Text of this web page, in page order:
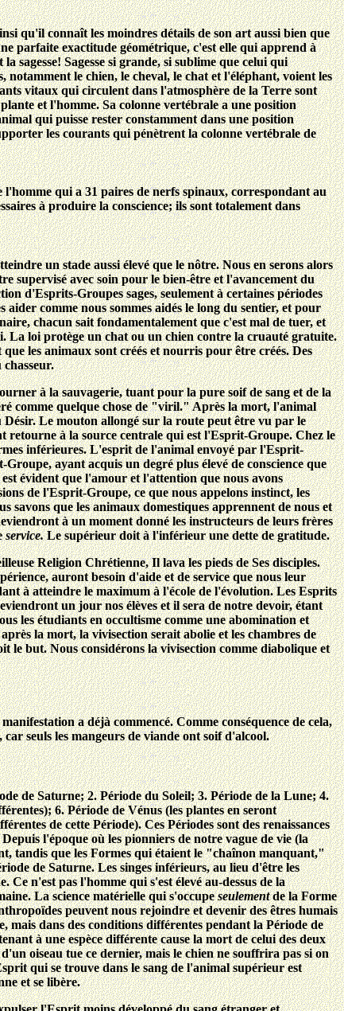
qu'il connaît les moindres détails de son art aussi bien que
parfaite exactitude géométrique, c'est elle qui apprend à
sagesse! Sagesse si grande, si sublime que celui qui
le chien, le cheval, le chat et l'éléphant, voient les
vitaux qui circulent dans l'atmosphère de la Terre sont
et l'homme. Sa colonne vertébrale a une position
qui puisse rester constamment dans une position
les courants qui pénètrent la colonne vertébrale de
qui a 31 paires de nerfs spinaux, correspondant au
à produire la conscience; ils sont totalement dans
un stade aussi élevé que le nôtre. Nous en serons alors
supervisé avec soin pour le bien-être et l'avancement du
d'Esprits-Groupes sages, seulement à certaines périodes
comme nous sommes aidés le long du sentier, et pour
chacun sait fondamentalement que c'est mal de tuer, et
La loi protège un chat ou un chien contre la cruauté gratuite.
les animaux sont créés et nourris pour être créés. Des
à la sauvagerie, tuant pour la pure soif de sang et de la
comme quelque chose de "viril." Après la mort, l'animal
Le mouton allongé sur la route peut être vu par le
retourne à la source centrale qui est l'Esprit-Groupe. Chez le
inférieures. L'esprit de l'animal envoyé par l'Esprit-
ayant acquis un degré plus élevé de conscience que
évident que l'amour et l'attention que nous avons
de l'Esprit-Groupe, ce que nous appelons instinct, les
savons que les animaux domestiques apprennent de nous et
à un moment donné les instructeurs de leurs frères
service.Le supérieur doit à l'inférieur une dette de gratitude.
Religion Chrétienne, Il lava les pieds de Ses disciples.
auront besoin d'aide et de service que nous leur
à atteindre le maximum à l'école de l'évolution. Les Esprits
un jour nos élèves et il sera de notre devoir, étant
les étudiants en occultisme comme une abomination et
la mort, la vivisection serait abolie et les chambres de
le but. Nous considérons la vivisection comme diabolique et
a déjà commencé. Comme conséquence de cela,
seuls les mangeurs de viande ont soif d'alcool.
de Saturne; 2. Période du Soleil; 3. Période de la Lune; 4.
6. Période de Vénus (les plantes en seront
de cette Période). Ces Périodes sont des renaissances
l'époque où les pionniers de notre vague de vie (la
tandis que les Formes qui étaient le "chaînon manquant,"
de Saturne. Les singes inférieurs, au lieu d'être les
Ce n'est pas l'homme qui s'est élevé au-dessus de la
La science matérielle qui s'occupeseulementde la Forme
peuvent nous rejoindre et devenir des êtres humais
dans des conditions différentes pendant la Période de
à une espèce différente cause la mort de celui des deux
oiseau tue ce dernier, mais le chien ne souffrira pas si on
qui se trouve dans le sang de l'animal supérieur est
et se libère.